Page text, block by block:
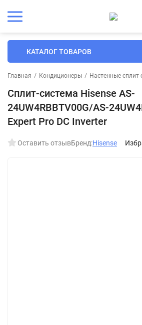
КАТАЛОГ ТОВАРОВ
Главная / Кондиционеры / Настенные сплит
Сплит-система Hisense AS-
24UW4RBBTV00G/AS-
Expert Pro DC Inverter
Оставить отзывБренд:Hisense